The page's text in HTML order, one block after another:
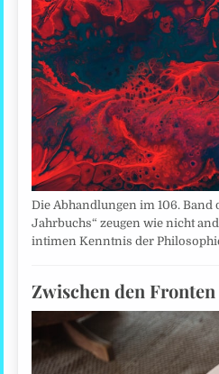
Die Abhandlungen im 106. Band
Jahrbuchs“ zeugen wie nicht
intimen Kenntnis der
Zwischen den Fronten